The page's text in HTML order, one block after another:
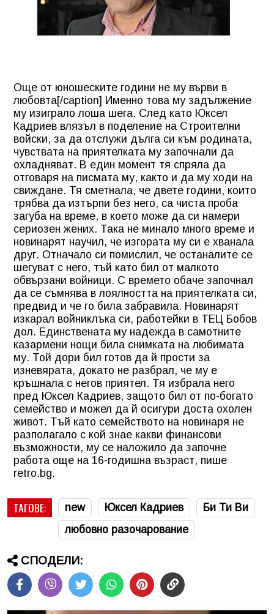
Още от юношеските години не му върви в
любовта[/caption] Именно това му задължение
му изиграло лоша шега. След като Юксел
Кадриев влязъл в поделение на Строителни
войски, за да отслужи дълга си към родината,
чувствата на приятелката му започнали да
охладняват. В един момент тя спряла да
отговаря на писмата му, както и да му ходи на
свиждане. Тя сметнала, че двете години, които
трябва да изтърпи без него, са чиста проба
загуба на време, в което може да си намери
сериозен жених. Така не минало много време и
новинарят научил, че изгората му си е хванала
друг. Отначало си помислил, че останалите се
шегуват с него, тъй като бил от малкото
обвързани войници. С времето обаче започнал
да се съмнява в лоялността на приятелката си,
предвид и че го била забравила. Новинарят
изкарал войниклъка си, работейки в ТЕЦ Бобов
дол. Единствената му надежда в самотните
казармени нощи била снимката на любимата
му. Той дори бил готов да й прости за
изневярата, докато не разбрал, че му е
кръшнала с негов приятел. Тя избрала него
пред Юксел Кадриев, защото бил от по-богато
семейство и можел да й осигури доста охолен
живот. Тъй като семейството на новинаря не
разполагало с кой знае какви финансови
възможности, му се наложило да започне
работа още на 16-годишна възраст, пише
retro.bg.
ТАГОВЕ: new Юксел Кадриев
Би Ти Ви
любовно разочарование
СПОДЕЛИ: